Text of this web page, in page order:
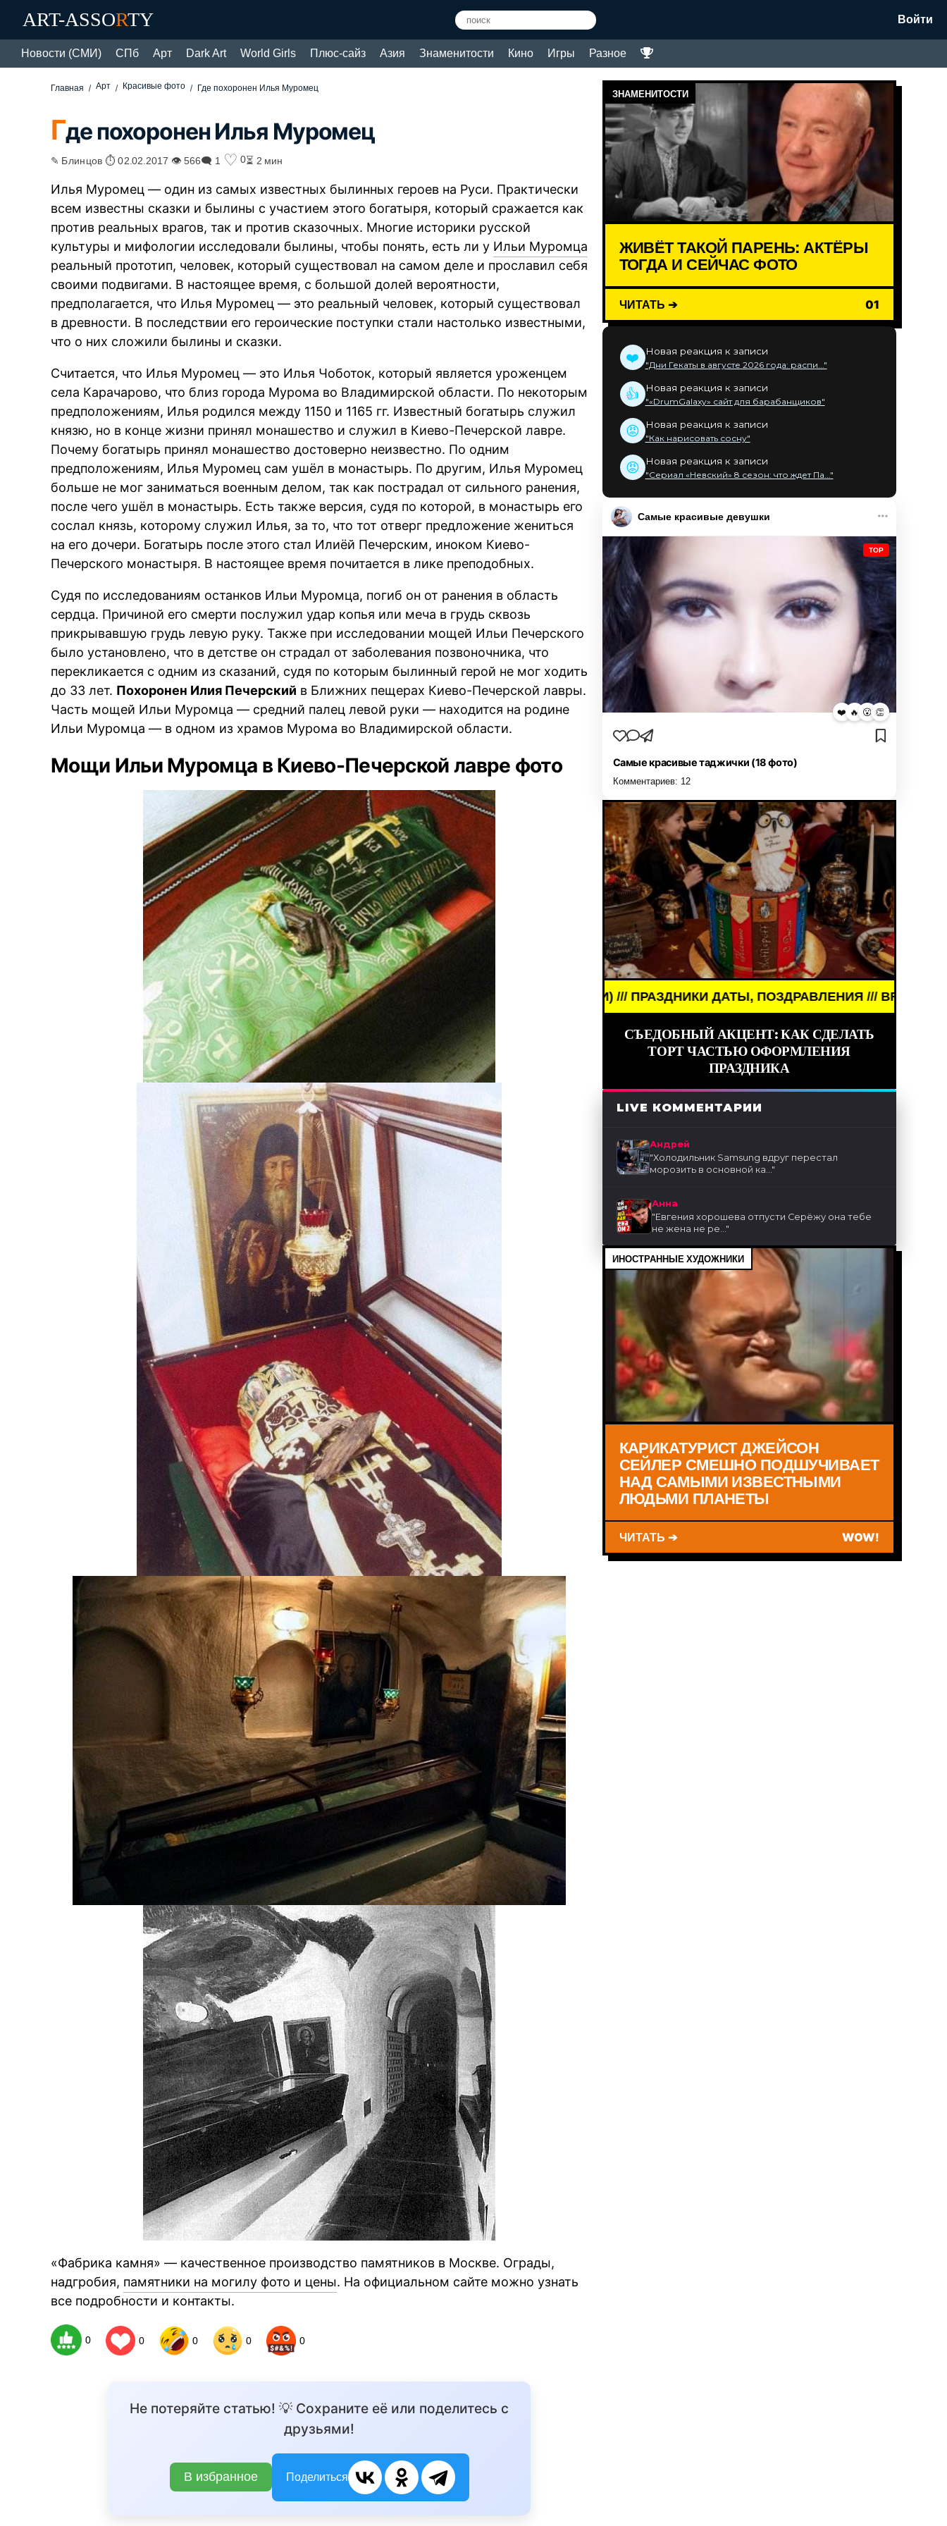
ART-ASSORTY Войти
Новости (СМИ) СПб Арт Dark Art World Girls Плюс-сайз Азия Знаменитости Кино Игры Разное
Главная Арт Красивые фото Где похоронен Илья Муромец
Где похоронен Илья Муромец
✎ Блинцов ⏱ 02.02.2017 👁 566🗨 1 ♡ 0⏳ 2 мин
Илья Муромец — один из самых известных былинных героев на Руси. Практически
всем известны сказки и былины с участием этого богатыря, который сражается как
против реальных врагов, так и против сказочных. Многие историки русской
культуры и мифологии исследовали былины, чтобы понять, есть ли у Ильи Муромца
реальный прототип, человек, который существовал на самом деле и прославил себя
своими подвигами. В настоящее время, с большой долей вероятности,
предполагается, что Илья Муромец — это реальный человек, который существовал
в древности. В последствии его героические поступки стали настолько известными,
что о них сложили былины и сказки.
Считается, что Илья Муромец — это Илья Чоботок, который является уроженцем
села Карачарово, что близ города Мурома во Владимирской области. По некоторым
предположениям, Илья родился между 1150 и 1165 гг. Известный богатырь служил
князю, но в конце жизни принял монашество и служил в Киево-Печерской лавре.
Почему богатырь принял монашество достоверно неизвестно. По одним
предположениям, Илья Муромец сам ушёл в монастырь. По другим, Илья Муромец
больше не мог заниматься военным делом, так как пострадал от сильного ранения,
после чего ушёл в монастырь. Есть также версия, судя по которой, в монастырь его
сослал князь, которому служил Илья, за то, что тот отверг предложение жениться
на его дочери. Богатырь после этого стал Илиёй Печерским, иноком Киево-
Печерского монастыря. В настоящее время почитается в лике преподобных.
Судя по исследованиям останков Ильи Муромца, погиб он от ранения в область
сердца. Причиной его смерти послужил удар копья или меча в грудь сквозь
прикрывавшую грудь левую руку. Также при исследовании мощей Ильи Печерского
было установлено, что в детстве он страдал от заболевания позвоночника, что
перекликается с одним из сказаний, судя по которым былинный герой не мог ходить
до 33 лет. Похоронен Илия Печерский в Ближних пещерах Киево-Печерской лавры.
Часть мощей Ильи Муромца — средний палец левой руки — находится на родине
Ильи Муромца — в одном из храмов Мурома во Владимирской области.
Мощи Ильи Муромца в Киево-Печерской лавре фото
«Фабрика камня» — качественное производство памятников в Москве. Ограды,
надгробия, памятники на могилу фото и цены. На официальном сайте можно узнать
все подробности и контакты.
0 0 0 0 0
Не потеряйте статью! 💡 Сохраните её или поделитесь с
друзьями!
В избранное Поделиться
ЗНАМЕНИТОСТИ
ЖИВЁТ ТАКОЙ ПАРЕНЬ: АКТЁРЫ
ТОГДА И СЕЙЧАС ФОТО
ЧИТАТЬ ➔ 01
❤️ Новая реакция к записи
"Дни Гекаты в августе 2026 года: распи..."
👍 Новая реакция к записи
"«DrumGalaxy» сайт для барабанщиков"
😡 Новая реакция к записи
"Как нарисовать сосну"
😡 Новая реакция к записи
"Сериал «Невский» 8 сезон: что ждет Па..."
Самые красивые девушки
TOP
❤️ 🔥 😮 👏
Самые красивые таджички (18 фото)
Комментариев: 12
BREAKING NEWS /// НОВОСТИ (СМИ) /// ПРАЗДНИКИ ДАТЫ, ПОЗДРАВЛЕНИЯ /// BREAKING NEWS ///
СЪЕДОБНЫЙ АКЦЕНТ: КАК СДЕЛАТЬ
ТОРТ ЧАСТЬЮ ОФОРМЛЕНИЯ
ПРАЗДНИКА
LIVE КОММЕНТАРИИ
Андрей
"Холодильник Samsung вдруг перестал
морозить в основной ка..."
Анна
"Евгения хорошева отпусти Серёжу она тебе
не жена не ре..."
ИНОСТРАННЫЕ ХУДОЖНИКИ
КАРИКАТУРИСТ ДЖЕЙСОН
СЕЙЛЕР СМЕШНО ПОДШУЧИВАЕТ
НАД САМЫМИ ИЗВЕСТНЫМИ
ЛЮДЬМИ ПЛАНЕТЫ
ЧИТАТЬ ➔ WOW!